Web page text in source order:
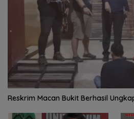
Reskrim Macan Bukit Berhasil